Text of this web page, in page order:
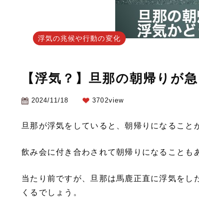
浮気の兆候や行動の変化
【浮気？】旦那の朝帰りが
2024/11/18 3702view
旦那が浮気をしていると、朝帰りになること
飲み会に付き合わされて朝帰りになることも
当たり前ですが、旦那は馬鹿正直に浮気をし
くるでしょう。